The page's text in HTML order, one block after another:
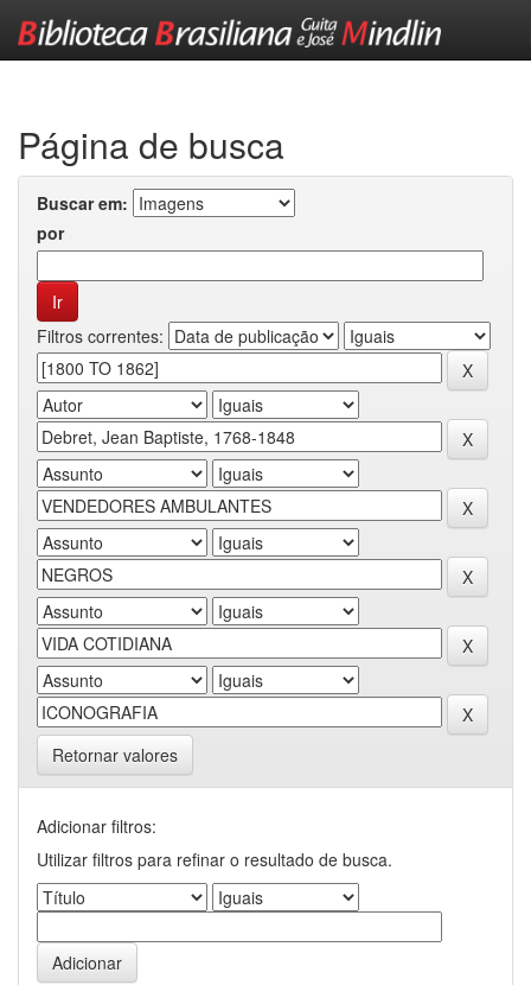
Página de busca
Buscar em:
por
Filtros correntes:
Retornar valores
Adicionar filtros:
Utilizar filtros para refinar o resultado de busca.